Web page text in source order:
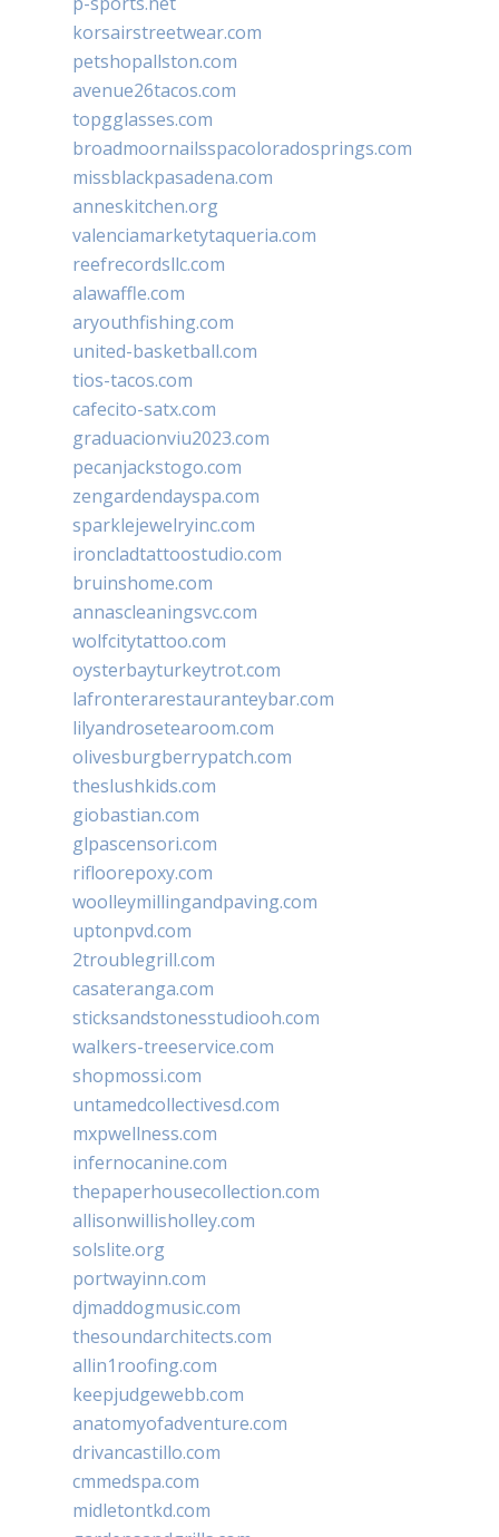
korsairstreetwear.com
petshopallston.com
avenue26tacos.com
topgglasses.com
broadmoornailsspacoloradosprings.com
missblackpasadena.com
anneskitchen.org
valenciamarketytaqueria.com
reefrecordsllc.com
alawaffle.com
aryouthfishing.com
united-basketball.com
tios-tacos.com
cafecito-satx.com
graduacionviu2023.com
pecanjackstogo.com
zengardendayspa.com
sparklejewelryinc.com
ironcladtattoostudio.com
bruinshome.com
annascleaningsvc.com
wolfcitytattoo.com
oysterbayturkeytrot.com
lafronterarestauranteybar.com
lilyandrosetearoom.com
olivesburgberrypatch.com
theslushkids.com
giobastian.com
glpascensori.com
rifloorepoxy.com
woolleymillingandpaving.com
uptonpvd.com
2troublegrill.com
casateranga.com
sticksandstonesstudiooh.com
walkers-treeservice.com
shopmossi.com
untamedcollectivesd.com
mxpwellness.com
infernocanine.com
thepaperhousecollection.com
allisonwillisholley.com
solslite.org
portwayinn.com
djmaddogmusic.com
thesoundarchitects.com
allin1roofing.com
keepjudgewebb.com
anatomyofadventure.com
drivancastillo.com
cmmedspa.com
midletontkd.com